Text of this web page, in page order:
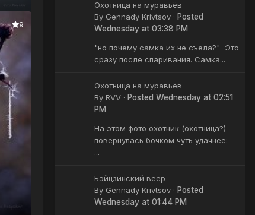
9
Охотница на муравьёв
By Gennady Krivtsov · Posted
Wednesday at 03:38 PM
"но почему самка их не съела?" Это
сразу после спаривания. Самка...
Охотница на муравьёв
By RVV · Posted Wednesday at 02:51
PM
На этом фото охотник (охотница?)
повернулась бочком чуть удачнее:
...
Бэйцзинский веер
By Gennady Krivtsov · Posted
Wednesday at 01:44 PM